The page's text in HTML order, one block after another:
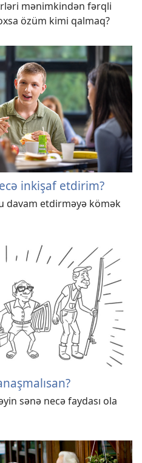
mənimkindən fərqli
özüm kimi qalmaq?
inkişaf etdirim?
davam etdirməyə kömək
sənə necə faydası ola